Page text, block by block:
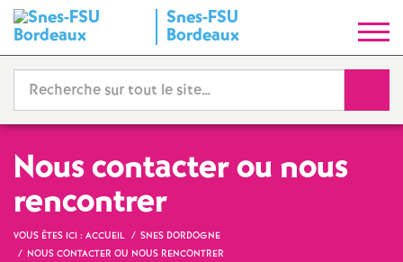
Snes-FSU
Bordeaux
y
n
d
Nous contacter ou nous
rencontrer
VOUS ÊTES ICI : ACCUEIL
SNES DORDOGNE
NOUS CONTACTER OU NOUS RENCONTRER